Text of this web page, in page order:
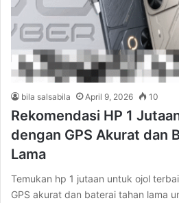
bila salsabila April 9, 2026 10
Rekomendasi HP 1
dengan GPS Akurat dan
Lama
Temukan hp 1 jutaan untuk ojol
GPS akurat dan baterai tahan lama